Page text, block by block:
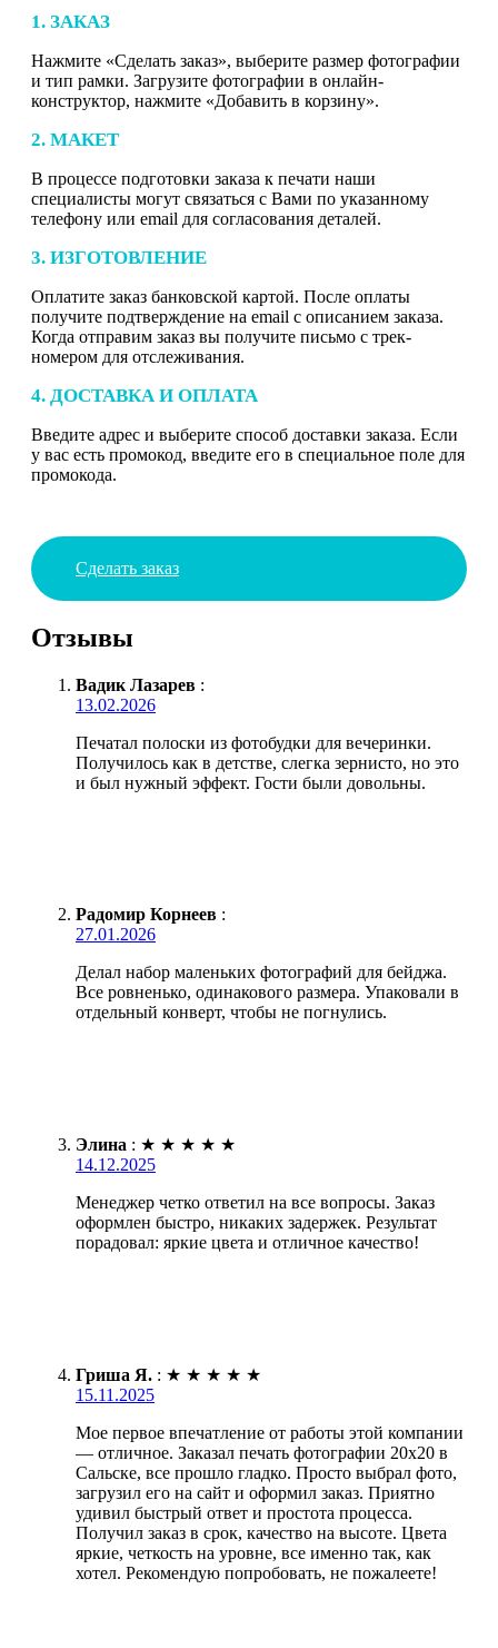
1. ЗАКАЗ
Нажмите «Сделать заказ», выберите размер фотографии
и тип рамки. Загрузите фотографии в онлайн-
конструктор, нажмите «Добавить в корзину».
2. МАКЕТ
В процессе подготовки заказа к печати наши
специалисты могут связаться с Вами по указанному
телефону или email для согласования деталей.
3. ИЗГОТОВЛЕНИЕ
Оплатите заказ банковской картой. После оплаты
получите подтверждение на email с описанием заказа.
Когда отправим заказ вы получите письмо с трек-
номером для отслеживания.
4. ДОСТАВКА И ОПЛАТА
Введите адрес и выберите способ доставки заказа. Если
у вас есть промокод, введите его в специальное поле для
промокода.
Сделать заказ
Отзывы
Вадик Лазарев :
13.02.2026
Печатал полоски из фотобудки для вечеринки.
Получилось как в детстве, слегка зернисто, но это
и был нужный эффект. Гости были довольны.
Радомир Корнеев :
27.01.2026
Делал набор маленьких фотографий для бейджа.
Все ровненько, одинакового размера. Упаковали в
отдельный конверт, чтобы не погнулись.
Элина : ★ ★ ★ ★ ★
14.12.2025
Менеджер четко ответил на все вопросы. Заказ
оформлен быстро, никаких задержек. Результат
порадовал: яркие цвета и отличное качество!
Гриша Я. : ★ ★ ★ ★ ★
15.11.2025
Мое первое впечатление от работы этой компании
— отличное. Заказал печать фотографии 20х20 в
Сальске, все прошло гладко. Просто выбрал фото,
загрузил его на сайт и оформил заказ. Приятно
удивил быстрый ответ и простота процесса.
Получил заказ в срок, качество на высоте. Цвета
яркие, четкость на уровне, все именно так, как
хотел. Рекомендую попробовать, не пожалеете!